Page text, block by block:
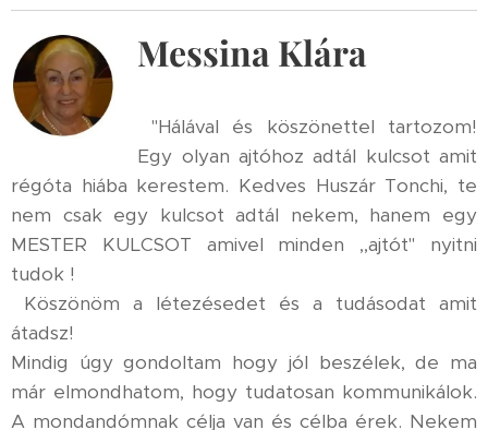
Messina Klára
"Hálával és köszönettel tartozom!
Egy olyan ajtóhoz adtál kulcsot amit
régóta hiába kerestem. Kedves Huszár Tonchi, te
nem csak egy kulcsot adtál nekem, hanem egy
MESTER KULCSOT amivel minden ,,ajtót" nyitni
tudok !
Köszönöm a létezésedet és a tudásodat amit
átadsz!
Mindig úgy gondoltam hogy jól beszélek, de ma
már elmondhatom, hogy tudatosan kommunikálok.
A mondandómnak célja van és célba érek. Nekem